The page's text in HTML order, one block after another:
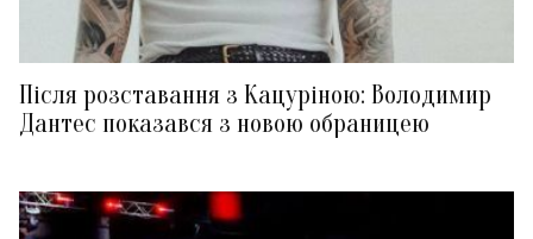
Після розставання з Кацуріною: Володимир
Дантес показався з новою обраницею